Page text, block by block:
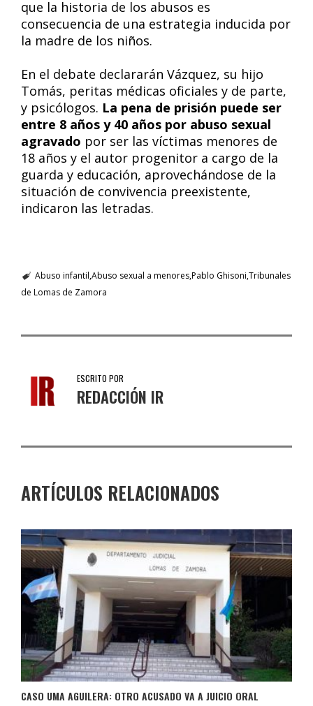
que la historia de los abusos es
consecuencia de una estrategia inducida por
la madre de los niños.
En el debate declararán Vázquez, su hijo
Tomás, peritas médicas oficiales y de parte,
y psicólogos. La pena de prisión puede ser
entre 8 años y 40 años por abuso sexual
agravado por ser las víctimas menores de
18 años y el autor progenitor a cargo de la
guarda y educación, aprovechándose de la
situación de convivencia preexistente,
indicaron las letradas.
Abuso infantil Abuso sexual a menoresPablo Ghisoni Tribunales
de Lomas de Zamora
ESCRITO POR
REDACCIÓN IR
ARTÍCULOS RELACIONADOS
CASO UMA AGUILERA: OTRO ACUSADO VA A JUICIO ORAL